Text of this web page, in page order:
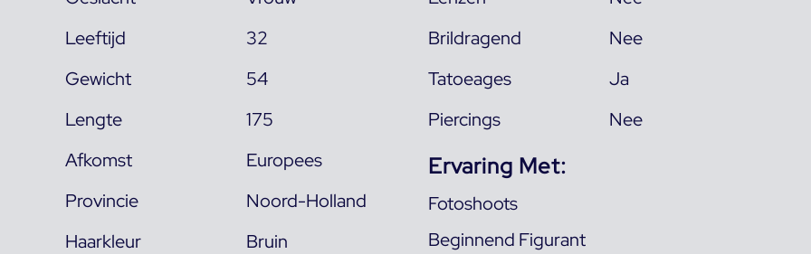
Leeftijd
32
Gewicht
54
Lengte
175
Afkomst
Europees
Provincie
Noord-Holland
Haarkleur
Bruin
Brildragend
Nee
Tatoeages
Ja
Piercings
Nee
Ervaring Met:
Fotoshoots
Beginnend Figurant